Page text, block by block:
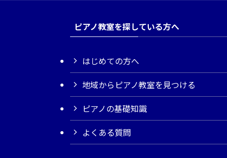
ピアノ教室を探している方へ
はじめての方へ
地域からピアノ教室を見つける
ピアノの基礎知識
よくある質問